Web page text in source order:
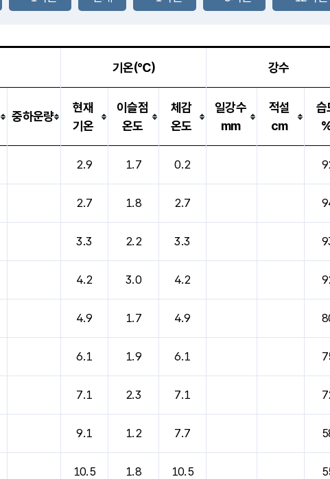
0.3m/s
-mm
기온(℃) 강수
중하운량
현재
기온
이슬점
온도
체감
온도
일강수
mm
적설
cm
습
2.9 1.7 0.2
2.7 1.8 2.7
3.3 2.2 3.3
4.2 3.0 4.2
4.9 1.7 4.9
6.1 1.9 6.1
7.1 2.3 7.1
9.1 1.2 7.7
10.5 1.8 10.5